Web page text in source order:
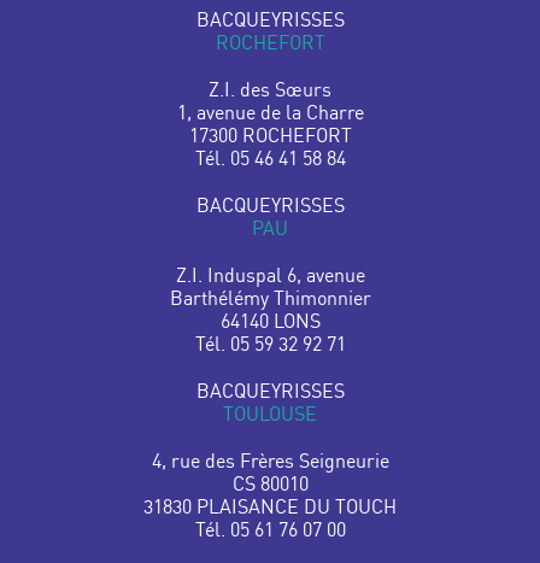
BACQUEYRISSES
ROCHEFORT
Z.I. des Sœurs
1, avenue de la Charre
17300 ROCHEFORT
Tél. 05 46 41 58 84
BACQUEYRISSES
PAU
Z.I. Induspal 6, avenue
Barthélémy Thimonnier
64140 LONS
Tél. 05 59 32 92 71
BACQUEYRISSES
TOULOUSE
4, rue des Frères Seigneurie
CS 80010
31830 PLAISANCE DU TOUCH
Tél. 05 61 76 07 00